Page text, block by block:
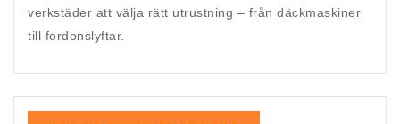
verkstäder att välja rätt utrustning – från däckmaskiner
till fordonslyftar.